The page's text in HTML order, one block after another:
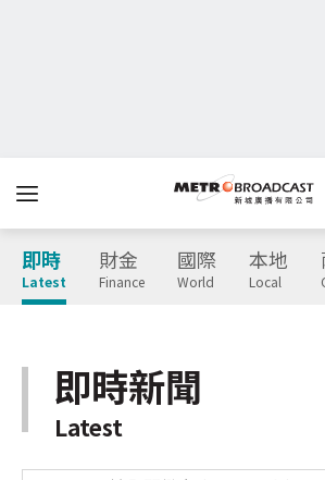
即時
Latest
財金
Finance
國際
World
本地
Local
即時新聞
Latest